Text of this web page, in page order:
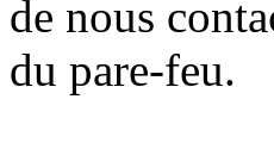
de nous
du pare-feu.